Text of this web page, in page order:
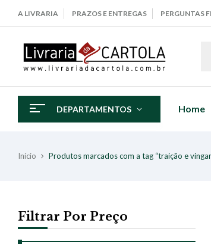
A LIVRARIA PRAZOS E ENTREGAS PERGUNTAS
DEPARTAMENTOS Home
Início Produtos marcados com a tag “traição e
Filtrar Por Preço